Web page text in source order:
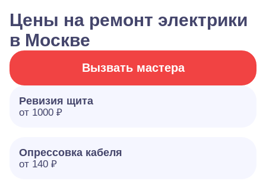
Цены на ремонт электрики
в Москве
Вызвать мастера
Ревизия щита
от 1000 ₽
Опрессовка кабеля
от 140 ₽